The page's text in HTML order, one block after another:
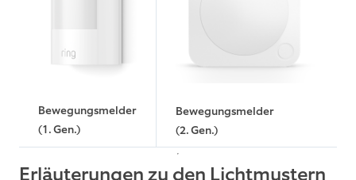
Bewegungsmelder
(1. Gen.)
Bewegungsmelder
(2. Gen.)
Erläuterungen zu den Lichtmustern